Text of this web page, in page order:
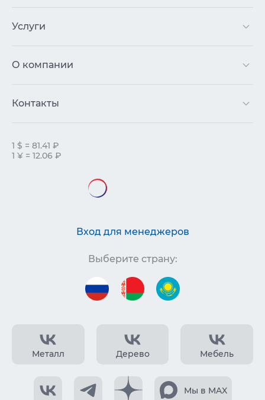
Металл Дерево Мебель
Мы в MAX
Услуги
О компании
Контакты
1 $ = 81.41 ₽
1 ¥ = 12.06 ₽
Вход для менеджеров
Выберите страну: